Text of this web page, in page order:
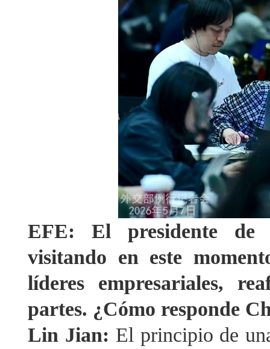
EFE: El presidente de
visitando en este
líderes empresariales,
partes. ¿Cómo responde
Lin Jian: El principio de